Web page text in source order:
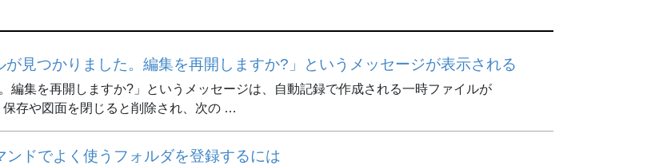
が見つかりました。編集を再開しますか?」というメッセージが表示される
編集を再開しますか?」というメッセージは、自動記録で作成される一時ファイルが
保存や図面を閉じると削除され、次の …
ドでよく使うフォルダを登録するには